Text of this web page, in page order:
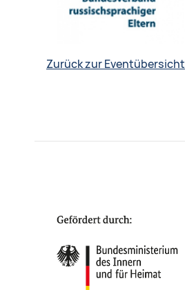
Zurück zur Eventübersicht